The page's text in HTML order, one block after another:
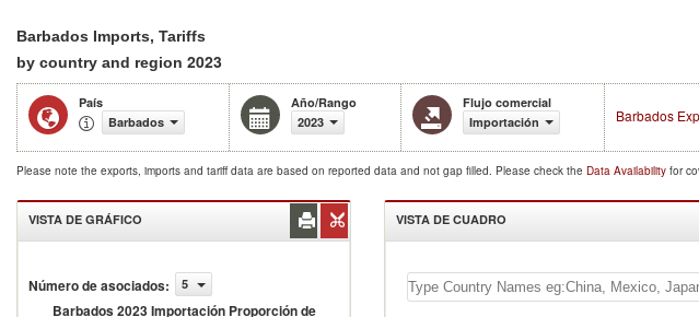
Barbados Imports, Tariffs
by country and region 2023
País
Barbados
Año/Rango
2023
Flujo comercial
Importación
Barbados
Please note the exports, imports and tariff data are based on reported data and not gap filled. Please check the Data Availability for
VISTA DE GRÁFICO
Número de asociados: 5
Barbados 2023 Importación Proporción de
VISTA DE CUADRO